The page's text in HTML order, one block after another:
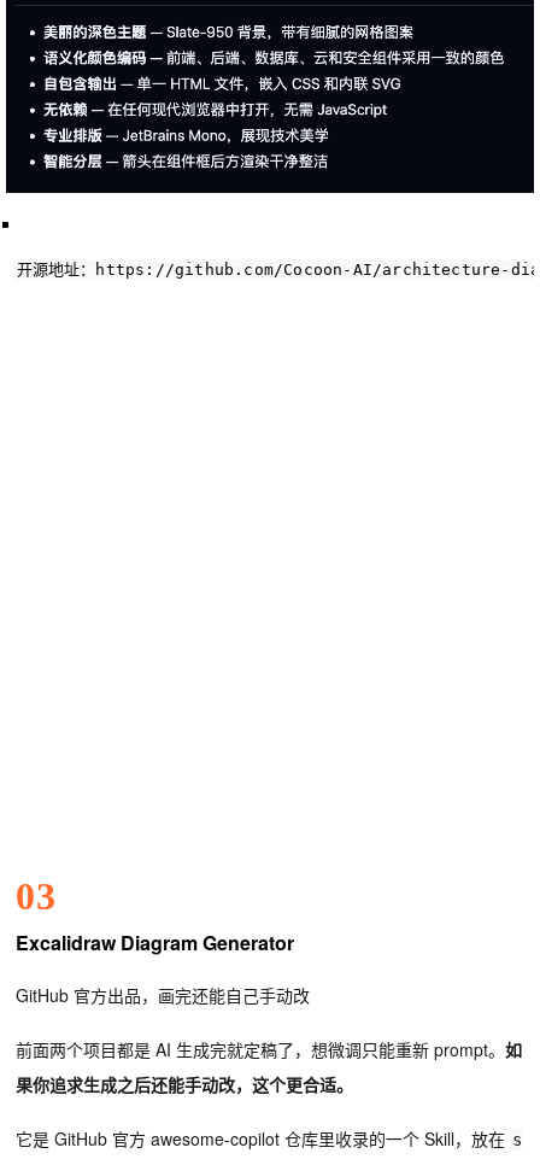
开源地址：https://github.com/Cocoon-AI/architecture-
03
Excalidraw Diagram Generator
GitHub 官方出品，画完还能自己手动改
前面两个项目都是 AI 生成完就定稿了，想微调只能重新 prompt。 如
果你追求生成之后还能手动改，这个更合适。
它是 GitHub 官方 awesome-copilot 仓库里收录的一个 Skill，放在 s